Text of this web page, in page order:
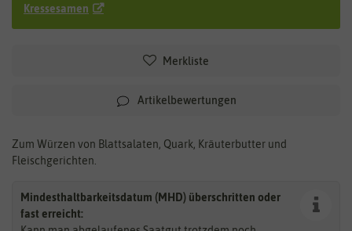
Kressesamen
Merkliste
Artikelbewertungen
Zum Würzen von Blattsalaten, Quark, Kräuterbutter und
Fleischgerichten.
Mindesthaltbarkeitsdatum (MHD) überschritten oder
fast erreicht: